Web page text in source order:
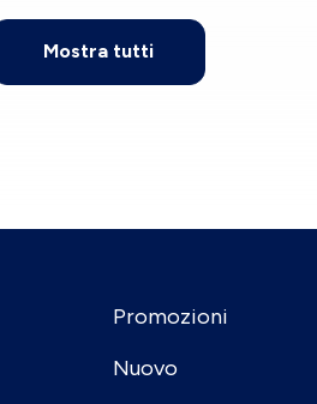
Mostra tutti
Promozioni
Nuovo